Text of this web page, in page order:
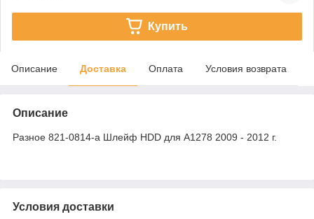
Купить
Описание Доставка Оплата Условия возврата
Описание
Разное 821-0814-a Шлейф HDD для A1278 2009 - 2012 г.
Условия доставки